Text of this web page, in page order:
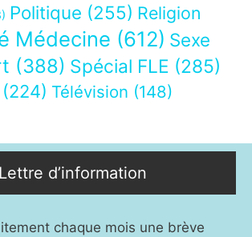
Politique (255) Religion
Médecine (612) Sexe
(388) Spécial FLE (285)
(224) Télévision (148)
Lettre d’information
chaque mois une brève